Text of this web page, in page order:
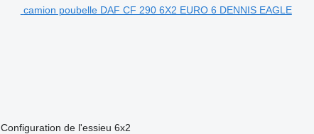
camion poubelle DAF CF 290 6X2 EURO 6 DENNIS EAGLE
Configuration de l'essieu 6x2